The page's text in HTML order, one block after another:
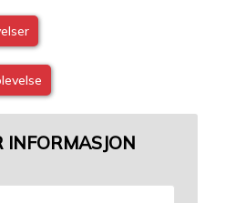
INFORMASJON